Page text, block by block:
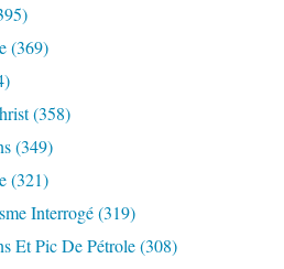
(369)
(358)
(349)
(321)
Interrogé(319)
Et Pic De Pétrole(308)